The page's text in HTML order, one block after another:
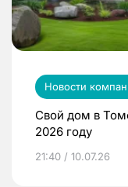
Новости
Свой дом в
2026 году
21:40 / 10.07.26